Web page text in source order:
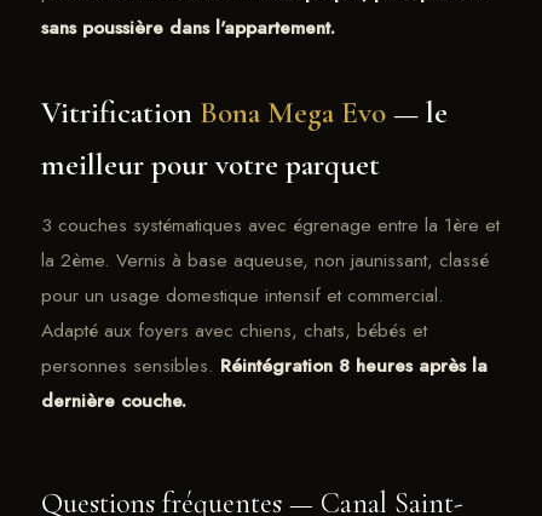
sans poussière dans l'appartement.
Vitrification Bona Mega Evo— le
meilleur pour votre parquet
3 couches systématiques avec égrenage entre la 1ère et
la 2ème. Vernis à base aqueuse, non jaunissant, classé
pour un usage domestique intensif et commercial.
Adapté aux foyers avec chiens, chats, bébés et
personnes sensibles. Réintégration 8 heures après la
dernière couche.
Questions fréquentes — Canal Saint-